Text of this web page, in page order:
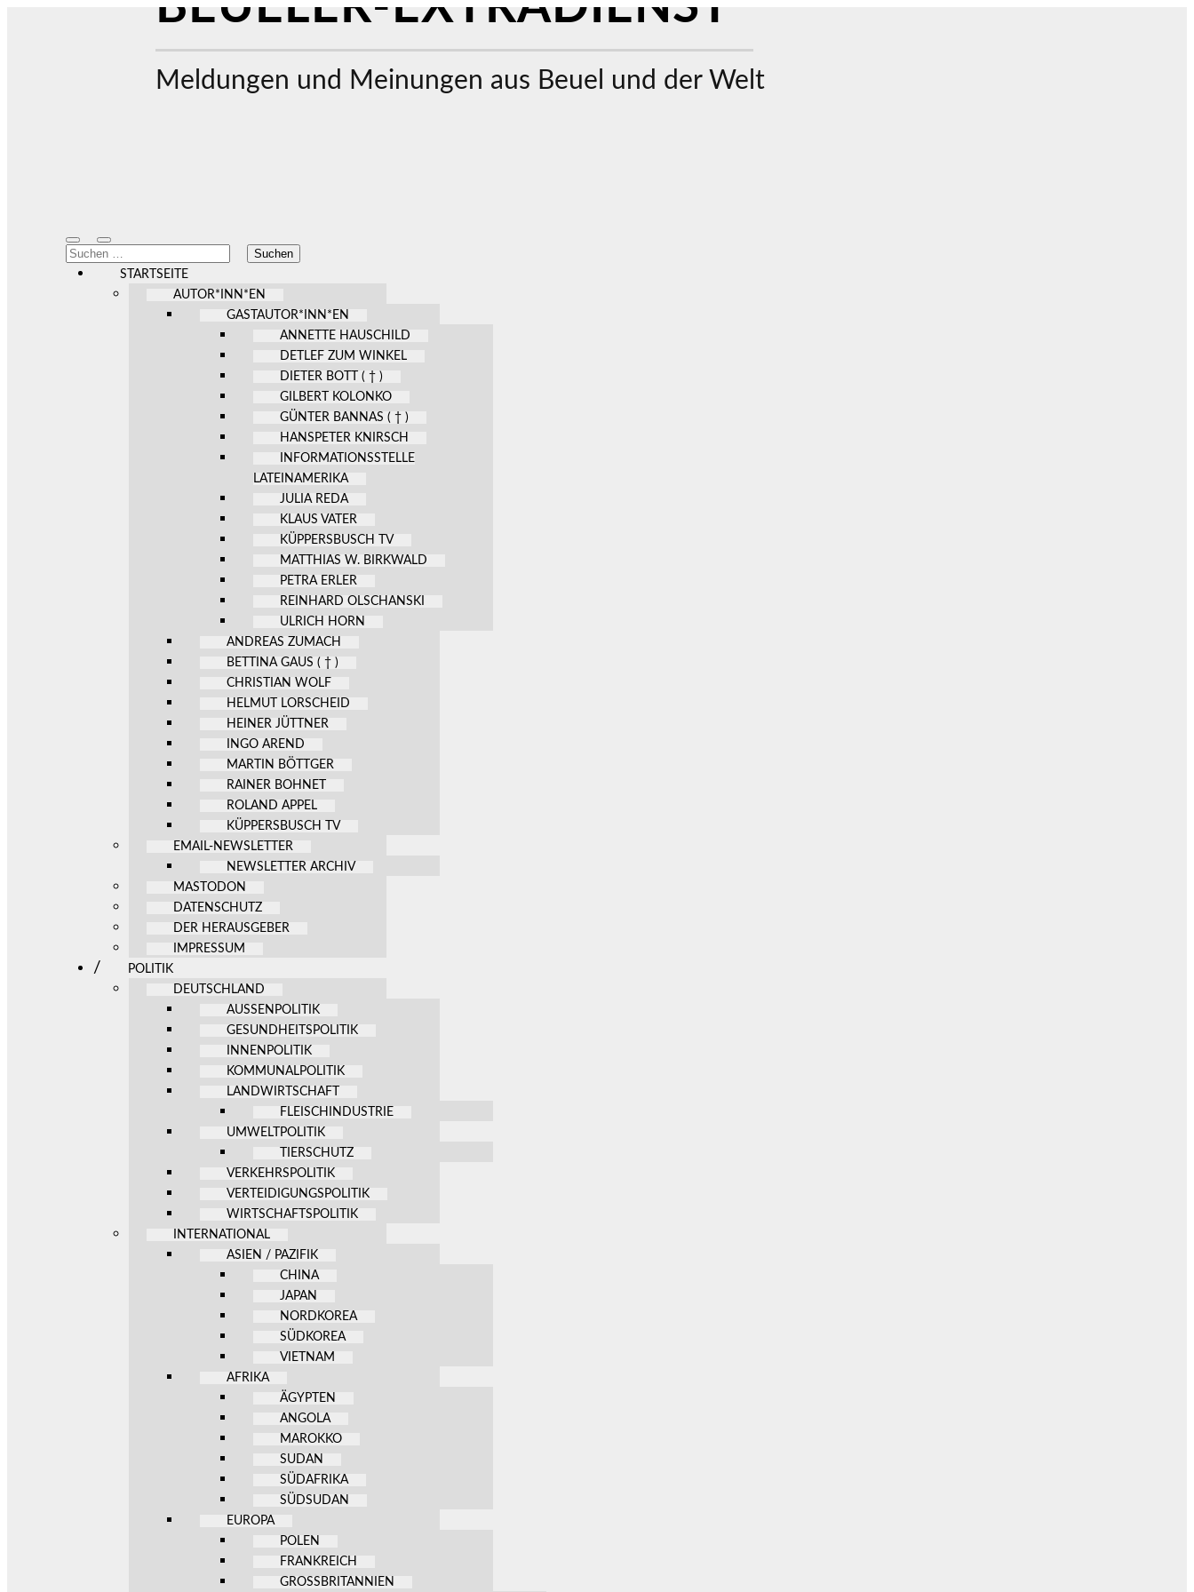
Meldungen und Meinungen aus Beuel und der Welt
Mobile-
Menü
ein-/ausblenden
Suchfeld
ein-/ausblenden
Suchen
nach:
STARTSEITE
AUTOR*INN*EN
GASTAUTOR*INN*EN
ANNETTE HAUSCHILD
DETLEF ZUM WINKEL
DIETER BOTT ( † )
GILBERT KOLONKO
GÜNTER BANNAS ( † )
HANSPETER KNIRSCH
INFORMATIONSSTELLE
LATEINAMERIKA
JULIA REDA
KLAUS VATER
KÜPPERSBUSCH TV
MATTHIAS W. BIRKWALD
PETRA ERLER
REINHARD OLSCHANSKI
ULRICH HORN
ANDREAS ZUMACH
BETTINA GAUS ( † )
CHRISTIAN WOLF
HELMUT LORSCHEID
HEINER JÜTTNER
INGO AREND
MARTIN BÖTTGER
RAINER BOHNET
ROLAND APPEL
KÜPPERSBUSCH TV
EMAIL-NEWSLETTER
NEWSLETTER ARCHIV
MASTODON
DATENSCHUTZ
DER HERAUSGEBER
IMPRESSUM
POLITIK
DEUTSCHLAND
AUSSENPOLITIK
GESUNDHEITSPOLITIK
INNENPOLITIK
KOMMUNALPOLITIK
LANDWIRTSCHAFT
FLEISCHINDUSTRIE
UMWELTPOLITIK
TIERSCHUTZ
VERKEHRSPOLITIK
VERTEIDIGUNGSPOLITIK
WIRTSCHAFTSPOLITIK
INTERNATIONAL
ASIEN / PAZIFIK
CHINA
JAPAN
NORDKOREA
SÜDKOREA
VIETNAM
AFRIKA
ÄGYPTEN
ANGOLA
MAROKKO
SUDAN
SÜDAFRIKA
SÜDSUDAN
EUROPA
POLEN
FRANKREICH
GROSSBRITANNIEN